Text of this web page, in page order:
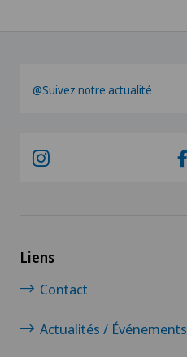
@Suivez notre actualité
Liens
Contact
Actualités / Événements